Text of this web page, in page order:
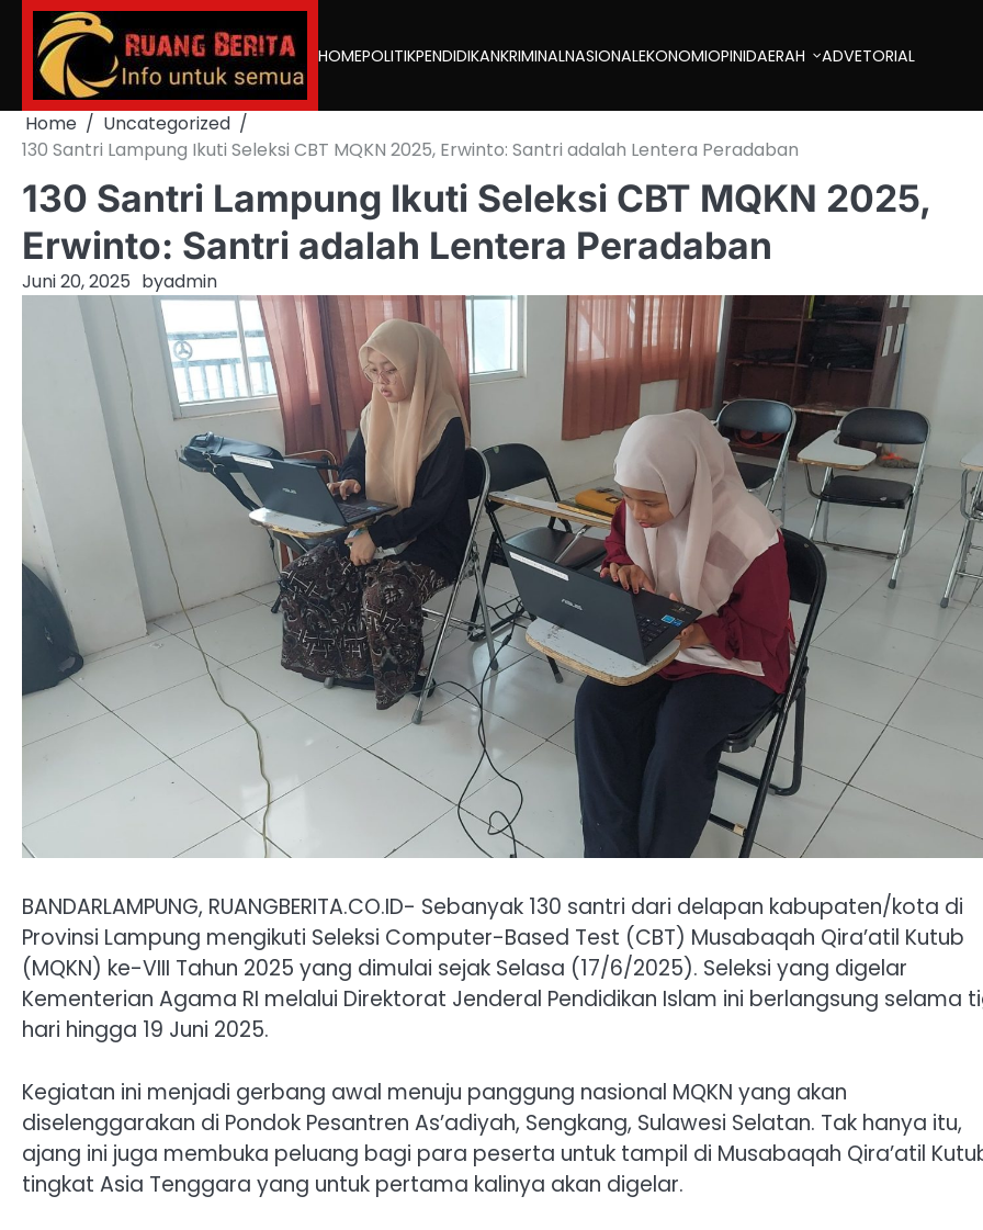
Skip
content
HOMEPOLITIKPENDIDIKANKRIMINALNASIONALEKONOMIOPINIDAERAH ADVETORIAL
Home
Uncategorized
130 Santri Lampung Ikuti Seleksi CBT MQKN 2025, Erwinto: Santri adalah Lentera Peradaban
130 Santri Lampung Ikuti Seleksi CBT MQKN 2025,
Erwinto: Santri adalah Lentera Peradaban
Juni 20, 2025 byadmin
BANDARLAMPUNG, RUANGBERITA.CO.ID- Sebanyak 130 santri dari delapan kabupaten/kota di
Provinsi Lampung mengikuti Seleksi Computer-Based Test (CBT) Musabaqah Qira’atil Kutub
(MQKN) ke-VIII Tahun 2025 yang dimulai sejak Selasa (17/6/2025). Seleksi yang digelar
Kementerian Agama RI melalui Direktorat Jenderal Pendidikan Islam ini berlangsung selama
hari hingga 19 Juni 2025.
Kegiatan ini menjadi gerbang awal menuju panggung nasional MQKN yang akan
diselenggarakan di Pondok Pesantren As’adiyah, Sengkang, Sulawesi Selatan. Tak hanya itu,
ajang ini juga membuka peluang bagi para peserta untuk tampil di Musabaqah Qira’atil
tingkat Asia Tenggara yang untuk pertama kalinya akan digelar.